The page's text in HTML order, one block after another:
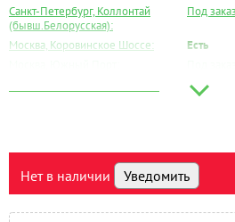
Санкт-Петербург, Коллонтай
(бывш.Белорусская):
Под заказ
Москва, Коровинское Шоссе:
Есть
Под заказ
Под заказ
Тюмень:
Под заказ
Нет в наличии Уведомить